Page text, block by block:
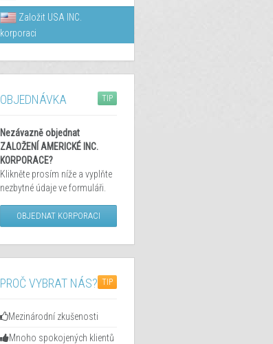
Založit USA INC.
korporaci
OBJEDNÁVKA TIP
Nezávazně objednat
ZALOŽENÍ AMERICKÉ INC.
KORPORACE?
Klikněte prosím níže a vyplňte
nezbytné údaje ve formuláři.
OBJEDNAT KORPORACI
PROČ VYBRAT NÁS? TIP
Mezinárodní zkušenosti
Mnoho spokojených klientů